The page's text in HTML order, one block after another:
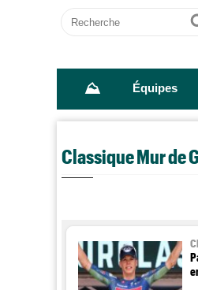
Recherche
⛰ Équipes
Classique Mur de